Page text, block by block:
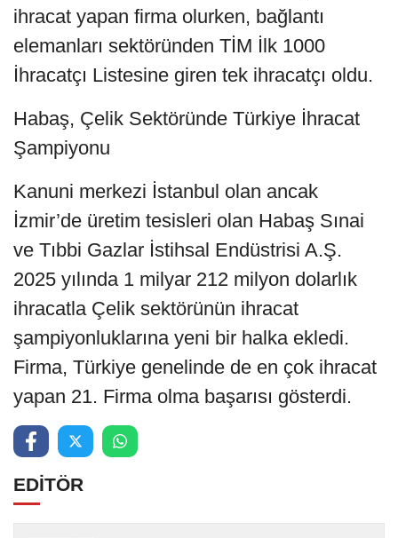
ihracat yapan firma olurken, bağlantı
elemanları sektöründen TİM İlk 1000
İhracatçı Listesine giren tek ihracatçı oldu.
Habaş, Çelik Sektöründe Türkiye İhracat
Şampiyonu
Kanuni merkezi İstanbul olan ancak
İzmir’de üretim tesisleri olan Habaş Sınai
ve Tıbbi Gazlar İstihsal Endüstrisi A.Ş.
2025 yılında 1 milyar 212 milyon dolarlık
ihracatla Çelik sektörünün ihracat
şampiyonluklarına yeni bir halka ekledi.
Firma, Türkiye genelinde de en çok ihracat
yapan 21. Firma olma başarısı gösterdi.
EDİTÖR